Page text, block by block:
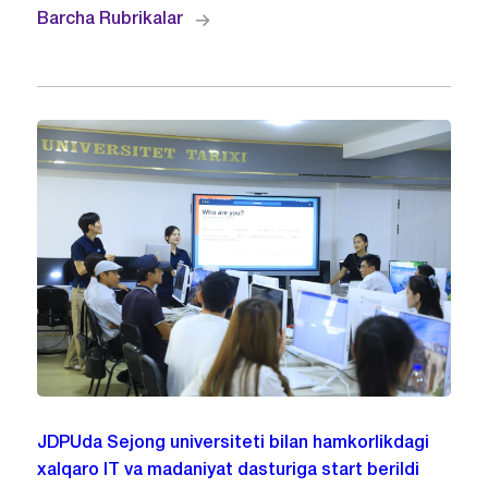
Barcha Rubrikalar
JDPUda Sejong universiteti bilan hamkorlikdagi
xalqaro IT va madaniyat dasturiga start berildi